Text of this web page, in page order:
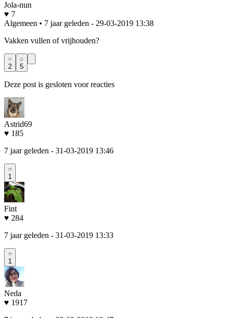
Jola-nun
♥ 7
Algemeen • 7 jaar geleden - 29-03-2019 13:38
Vakken vullen of vrijhouden?
2 5
Deze post is gesloten voor reacties
Astrid69
♥ 185
7 jaar geleden - 31-03-2019 13:46
1
Fint
♥ 284
7 jaar geleden - 31-03-2019 13:33
1
Neda
♥ 1917